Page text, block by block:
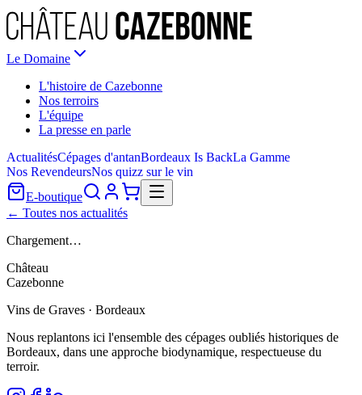
Le Domaine
L'histoire de Cazebonne
Nos terroirs
L'équipe
La presse en parle
ActualitésCépages d'antanBordeaux Is BackLa Gamme
Nos RevendeursNos quizz sur le vin
E-boutique
← Toutes nos actualités
Chargement…
Château
Cazebonne
Vins de Graves · Bordeaux
Nous replantons ici l'ensemble des cépages oubliés historiques de
Bordeaux, dans une approche biodynamique, respectueuse du
terroir.